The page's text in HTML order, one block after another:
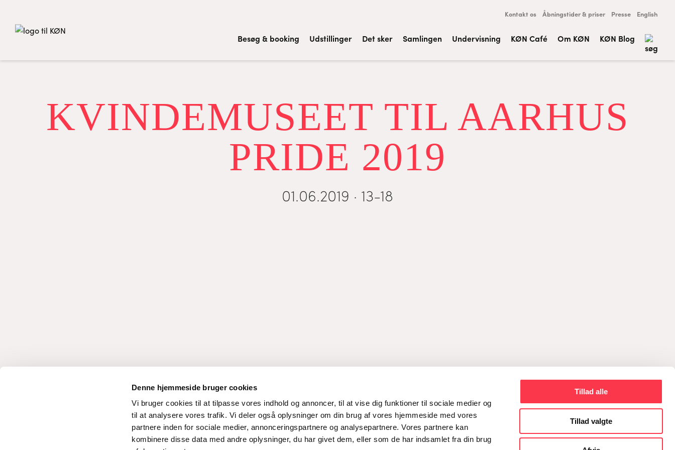
Denne hjemmeside bruger cookies
Vi bruger cookies til at tilpasse vores indhold og annoncer, til at vise dig funktioner til sociale medier og
til at analysere vores trafik. Vi deler også oplysninger om din brug af vores hjemmeside med vores
partnere inden for sociale medier, annonceringspartnere og analysepartnere. Vores partnere kan
kombinere disse data med andre oplysninger, du har givet dem, eller som de har indsamlet fra din brug
Tillad alle
Tillad valgte
Kontakt os Åbningstider & priser Presse English
Besøg & booking Udstillinger Det sker Samlingen Undervisning KØN Café Om KØN KØN Blog
KVINDEMUSEET TIL AARHUS
PRIDE 2019
01.06.2019 · 13-18